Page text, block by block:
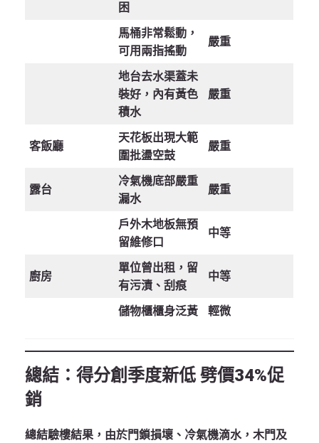
困
馬桶非常鬆動，
可用兩指搖動
嚴重
地台去水渠蓋未
裝好，內有黃色
積水
嚴重
客飯廳
天花板出現大範
圍批盪空鼓
嚴重
露台
冷氣機底部嚴重
漏水
嚴重
戶外木地板無預
留維修口
中等
廚房
單位曾出租，留
有污漬、刮痕
中等
儲物櫃櫃身泛黃 輕微
總結：得分創季度新低 劈價34%促
銷
總結驗樓結果，由於門鎖損壞、冷氣機滴水，木門及